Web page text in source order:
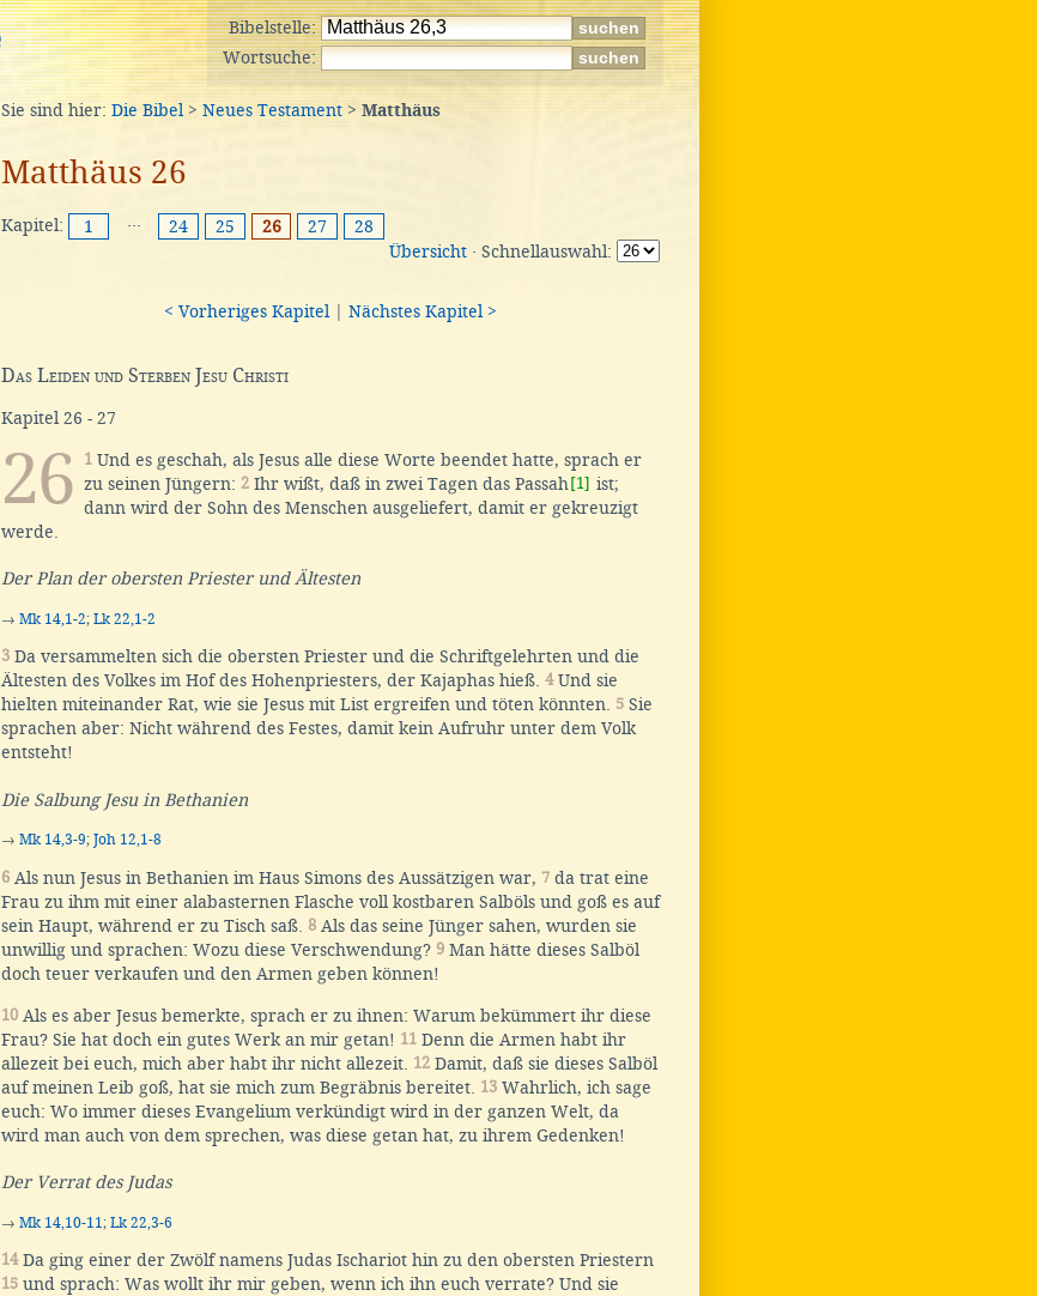
Bibelstelle:
Wortsuche:
Sie sind hier: Die Bibel> Neues Testament>Matthäus
Matthäus 26
Kapitel: 1 ··· 24 25 26 27
28
Übersicht · Schnellauswahl:
< Vorheriges Kapitel Nächstes Kapitel >
Das Leiden und Sterben Jesu Christi
Kapitel 26 - 27
26 1 Und es geschah, als Jesus alle diese Worte beendet hatte, sprach er
zu seinen Jüngern: 2 Ihr wißt, daß in zwei Tagen das Passah [1] ist;
dann wird der Sohn des Menschen ausgeliefert, damit er gekreuzigt
werde.
Der Plan der obersten Priester und Ältesten
→ Mk 14,1-2; Lk 22,1-2
3 Da versammelten sich die obersten Priester und die Schriftgelehrten und die
Ältesten des Volkes im Hof des Hohenpriesters, der Kajaphas hieß. 4Und sie
hielten miteinander Rat, wie sie Jesus mit List ergreifen und töten könnten. 5 Sie
sprachen aber: Nicht während des Festes, damit kein Aufruhr unter dem Volk
entsteht!
Die Salbung Jesu in Bethanien
→ Mk 14,3-9; Joh 12,1-8
6 Als nun Jesus in Bethanien im Haus Simons des Aussätzigen war, 7 da trat eine
Frau zu ihm mit einer alabasternen Flasche voll kostbaren Salböls und goß es auf
sein Haupt, während er zu Tisch saß. 8 Als das seine Jünger sahen, wurden sie
unwillig und sprachen: Wozu diese Verschwendung? 9 Man hätte dieses Salböl
doch teuer verkaufen und den Armen geben können!
10 Als es aber Jesus bemerkte, sprach er zu ihnen: Warum bekümmert ihr diese
Frau? Sie hat doch ein gutes Werk an mir getan! 11 Denn die Armen habt ihr
allezeit bei euch, mich aber habt ihr nicht allezeit. 12 Damit, daß sie dieses Salböl
auf meinen Leib goß, hat sie mich zum Begräbnis bereitet. 13 Wahrlich, ich sage
euch: Wo immer dieses Evangelium verkündigt wird in der ganzen Welt, da
wird man auch von dem sprechen, was diese getan hat, zu ihrem Gedenken!
Der Verrat des Judas
→ Mk 14,10-11; Lk 22,3-6
14Da ging einer der Zwölf namens Judas Ischariot hin zu den obersten Priestern
15 und sprach: Was wollt ihr mir geben, wenn ich ihn euch verrate? Und sie